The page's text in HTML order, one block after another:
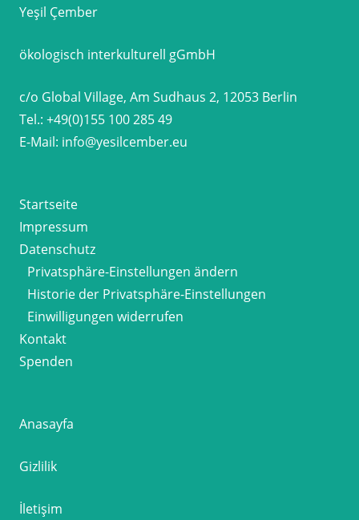
Yeşil Çember
ökologisch interkulturell gGmbH
c/o Global Village, Am Sudhaus 2, 12053 Berlin
Tel.: +49(0)155 100 285 49
E-Mail: info@yesilcember.eu
Startseite
Impressum
Datenschutz
Privatsphäre-Einstellungen ändern
Historie der Privatsphäre-Einstellungen
Einwilligungen widerrufen
Kontakt
Spenden
Anasayfa
Gizlilik
İletişim